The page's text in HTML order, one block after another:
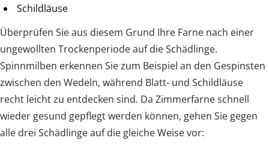
Schildläuse
Überprüfen Sie aus diesem Grund Ihre Farne nach einer
ungewollten Trockenperiode auf die Schädlinge.
Spinnmilben erkennen Sie zum Beispiel an den Gespinsten
zwischen den Wedeln, während Blatt- und Schildläuse
recht leicht zu entdecken sind. Da Zimmerfarne schnell
wieder gesund gepflegt werden können, gehen Sie gegen
alle drei Schädlinge auf die gleiche Weise vor: